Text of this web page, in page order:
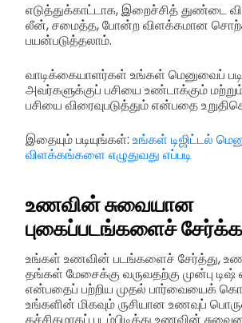
எடுத்துக்காட்டாக, இறைச்சித் துண்டை
லீன், சமைத்த, போன்ற விளக்கமான
பயன்படுத்தலாம்.
வாடிக்கையாளர்கள் உங்கள் மெனுவைப்
அவர்களுக்குப் பசியை உண்டாக்கும்
பசியை விரைவுபடுத்தும் என்பதை
இதையும் படியுங்கள்: உங்கள் டிஜிட்டல்
விளக்கங்களை எழுதுவது எப்படி
உணவின் சுவையான
புகைப்படங்களைச்
உங்கள் உணவின் படங்களைச் சேர்த்து,
தங்கள் மேசைக்கு வருவதற்கு முன்பு டிஷ்
என்பதைப் பற்றிய முதல் பார்வையைக்
உங்களின் மிகவும் ருசியான உணவுப்